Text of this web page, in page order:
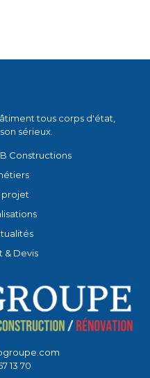
tous corps d'état,
sérieux.
Constructions
projet
& Devis
13 70